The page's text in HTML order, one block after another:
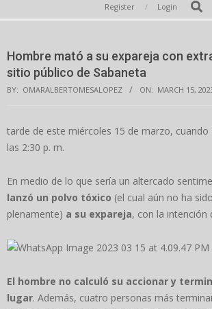
Navigation
Register Login Search
Hombre mató a su expareja con
sitio público de Sabaneta
BY: OMARALBERTOMESALOPEZ ON: MARCH 15,
tarde de este miércoles 15 de marzo, cuando
las 2:30 p. m.
En medio de lo que sería un altercado
lanzó un polvo tóxico (el cual aún no ha
plenamente) a su expareja, con la intención
El hombre no calculó su accionar y
lugar. Además, cuatro personas más